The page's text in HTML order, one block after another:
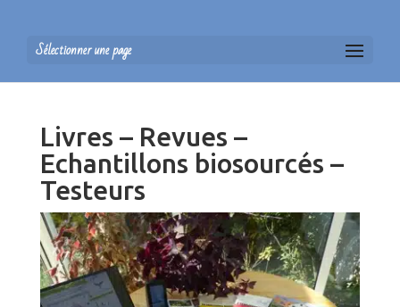
Sélectionner une page
Livres – Revues –
Echantillons biosourcés –
Testeurs